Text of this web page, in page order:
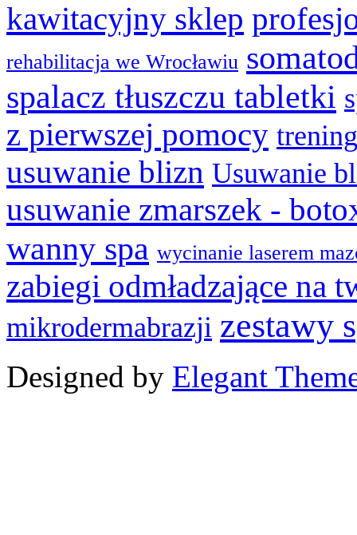
kawitacyjny sklep
rehabilitacja we Wrocławiu
spalacz tłuszczu tabletki
z pierwszej pomocy
usuwanie blizn Usuwanie
usuwanie zmarszek -
wanny spa wycinanie laserem
zabiegi odmładzające na
mikrodermabrazji zestawy
Designed by Elegant